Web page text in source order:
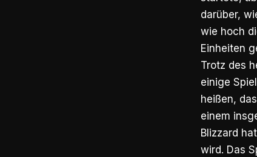
darüber,
wie hoch
Einheiten
Trotz des
einige
heißen,
einem
Blizzard
wird. Das